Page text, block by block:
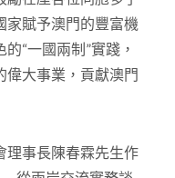
家賦予澳門的豐富機
“一國兩制”實踐，
偉大事業，貢獻澳門
事長陳春霖先生作